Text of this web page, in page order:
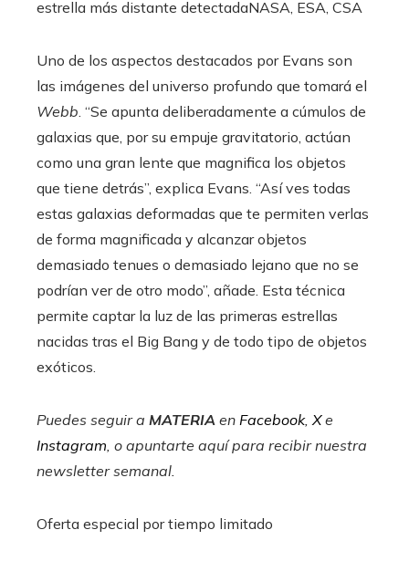
estrella más distante detectadaNASA, ESA, CSA
Uno de los aspectos destacados por Evans son
las imágenes del universo profundo que tomará el
Webb . “Se apunta deliberadamente a cúmulos de
galaxias que, por su empuje gravitatorio, actúan
como una gran lente que magnifica los objetos
que tiene detrás”, explica Evans. “Así ves todas
estas galaxias deformadas que te permiten verlas
de forma magnificada y alcanzar objetos
demasiado tenues o demasiado lejano que no se
podrían ver de otro modo”, añade. Esta técnica
permite captar la luz de las primeras estrellas
nacidas tras el Big Bang y de todo tipo de objetos
exóticos.
Puedes seguir a MATERIA en Facebook, Xe
Instagram , o apuntarte aquí para recibirnuestra
newsletter semanal
Oferta especial por tiempo limitado